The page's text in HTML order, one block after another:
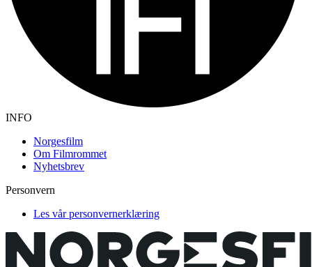
INFO
Norgesfilm
Om Filmrommet
Nyhetsbrev
Personvern
Les vår personvernerklæring